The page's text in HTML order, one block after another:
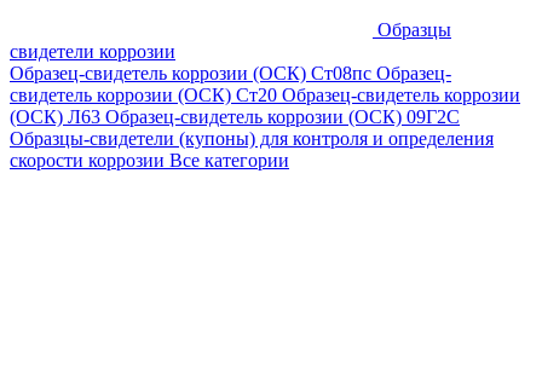
Образцы
свидетели коррозии
Образец-свидетель коррозии (ОСК) Ст08пс Образец-
свидетель коррозии (ОСК) Ст20 Образец-свидетель коррозии
(ОСК) Л63 Образец-свидетель коррозии (ОСК) 09Г2С
Образцы-свидетели (купоны) для контроля и определения
скорости коррозии Все категории